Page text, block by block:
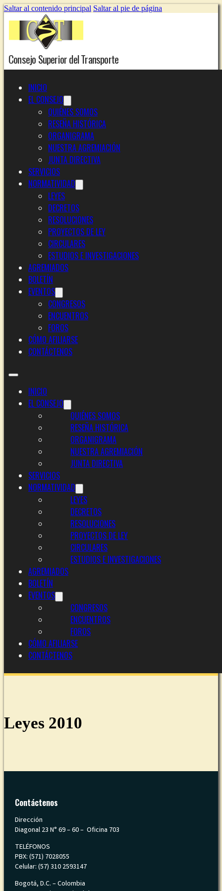
Saltar al contenido principal Saltar al pie de página
Consejo Superior del Transporte
INICIO
EL CONSEJO
QUIÉNES SOMOS
RESEÑA HISTÓRICA
ORGANIGRAMA
NUESTRA AGREMIACIÓN
JUNTA DIRECTIVA
SERVICIOS
NORMATIVIDAD
LEYES
DECRETOS
RESOLUCIONES
PROYECTOS DE LEY
CIRCULARES
ESTUDIOS E INVESTIGACIONES
AGREMIADOS
BOLETÍN
EVENTOS
CONGRESOS
ENCUENTROS
FOROS
CÓMO AFILIARSE
CONTÁCTENOS
INICIO
EL CONSEJO
QUIÉNES SOMOS
RESEÑA HISTÓRICA
ORGANIGRAMA
NUESTRA AGREMIACIÓN
JUNTA DIRECTIVA
SERVICIOS
NORMATIVIDAD
LEYES
DECRETOS
RESOLUCIONES
PROYECTOS DE LEY
CIRCULARES
ESTUDIOS E INVESTIGACIONES
AGREMIADOS
BOLETÍN
EVENTOS
CONGRESOS
ENCUENTROS
FOROS
CÓMO AFILIARSE
CONTÁCTENOS
Leyes 2010
Contáctenos
Dirección
Diagonal 23 N° 69 – 60 – Oficina 703
TELÉFONOS
PBX: (571) 7028055
Celular: (57) 310 2593147
Bogotá, D.C. – Colombia